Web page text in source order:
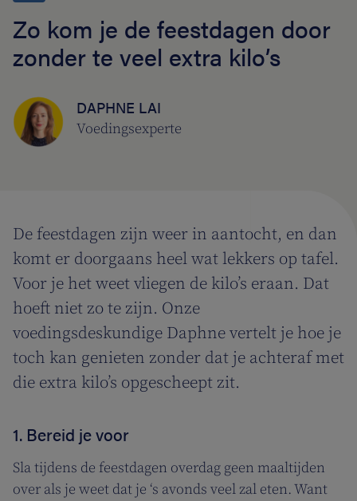
Zo kom je de feestdagen door
zonder te veel extra kilo’s
DAPHNE LAI
Voedingsexperte
De feestdagen zijn weer in aantocht, en dan
komt er doorgaans heel wat lekkers op tafel.
Voor je het weet vliegen de kilo’s eraan. Dat
hoeft niet zo te zijn. Onze
voedingsdeskundige Daphne vertelt je hoe je
toch kan genieten zonder dat je achteraf met
die extra kilo’s opgescheept zit.
1. Bereid je voor
Sla tijdens de feestdagen overdag geen maaltijden
over als je weet dat je ‘s avonds veel zal eten. Want